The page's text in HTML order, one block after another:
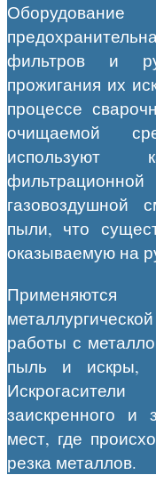
фильтров и
прожигания их
процессе
очищаемой
используют
газовоздушной
пыли, что
оказываемую на
работы с
пыль и искры,
заискренного и
мест, где
резка металлов.